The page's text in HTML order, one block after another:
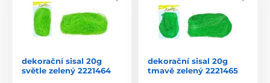
dekorační sisal 20g
světle zelený 2221464
dekorační sisal 20g
tmavě zelený 2221465